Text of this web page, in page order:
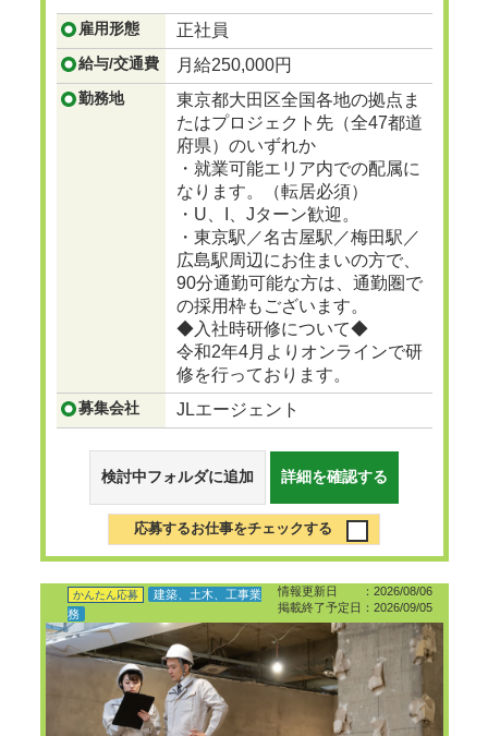
ゆくゆくは建設プロジェクトマネージャーと
して、街で見かけるビル、マンション、ショ
ッピングセンターなど地図に残る大規模な建
設の舵をとる人材に成長...つづきを見る
雇用形態 正社員
給与/交通費 月給250,000円
勤務地
東京都大田区全国各地の拠点ま
たはプロジェクト先（全47都道
府県）のいずれか
・就業可能エリア内での配属に
なります。（転居必須）
・U、I、Jターン歓迎。
・東京駅／名古屋駅／梅田駅／
広島駅周辺にお住まいの方で、
90分通勤可能な方は、通勤圏で
の採用枠もございます。
◆入社時研修について◆
令和2年4月よりオンラインで研
修を行っております。
募集会社 JLエージェント
検討中フォルダに追加 詳細を確認する
応募するお仕事をチェックする
情報更新日 ：2026/08/06
掲載終了予定日：2026/09/05
かんたん応募
建築、土木、工事業
務